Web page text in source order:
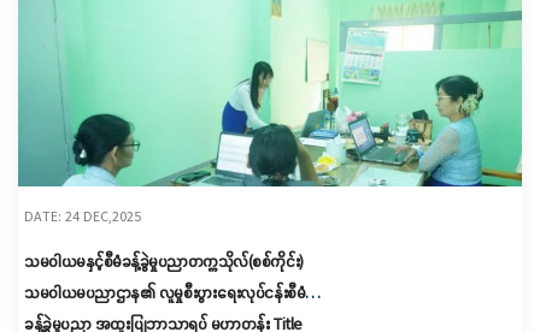
DATE: 24 DEC,2025
သမဝါယမနှင့်စီမံခန့်ခွဲမှုပညာတက္ကသိုလ်(စစ်ကိုင်း)
သမဝါယမပညာဌာန၏ လူမှုစီးပွားရေးလုပ်ငန်းစီမံ
ခန့်ခွဲမှုပညာ အထူးပြုဘာသာရပ် မဟာတန်း Title